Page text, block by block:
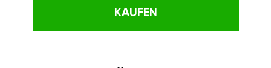
KAUFEN